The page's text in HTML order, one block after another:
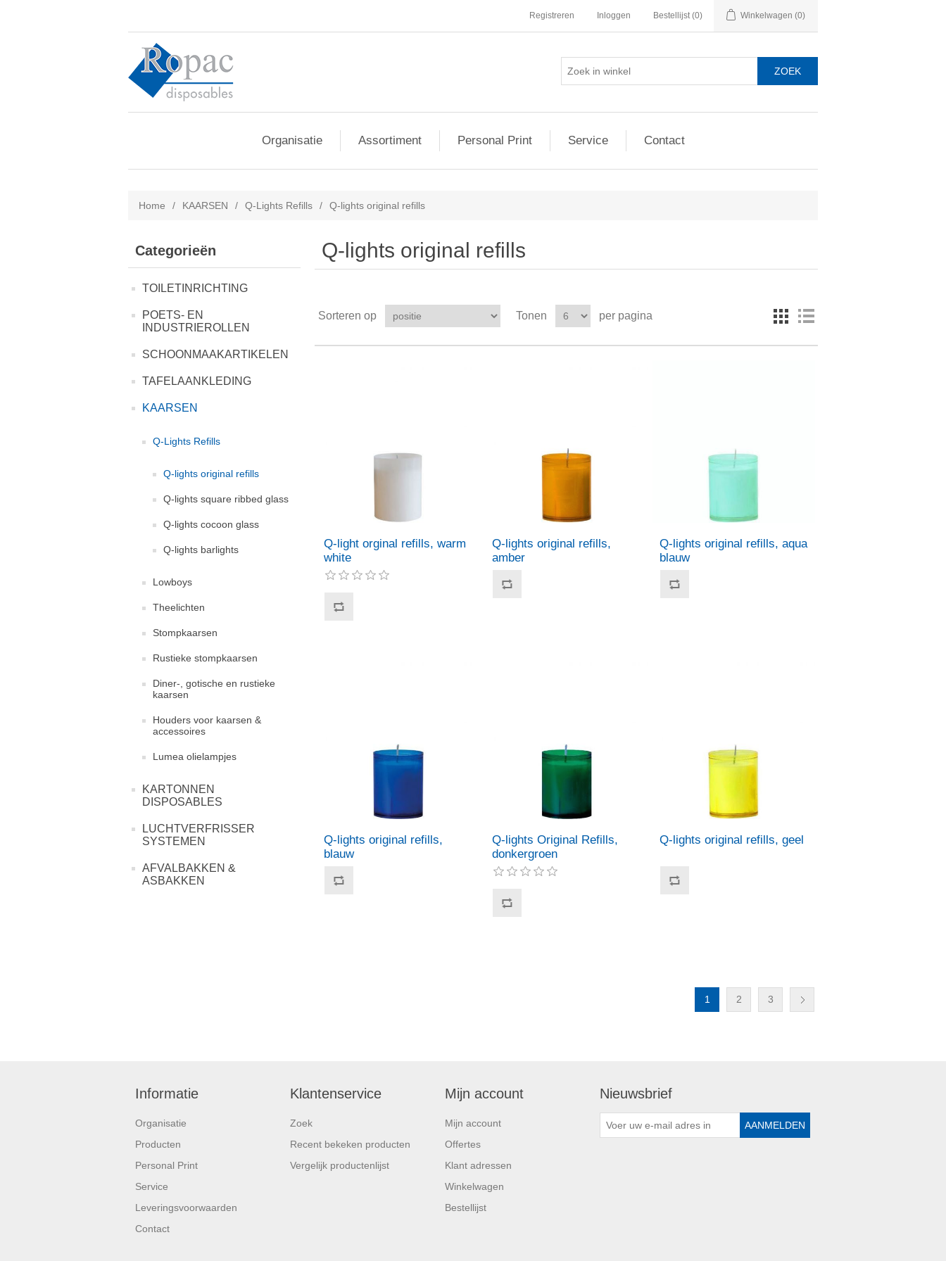
Registreren Inloggen Bestellijst (0) Winkelwagen (0)
Organisatie Assortiment Personal Print Service Contact
Home / KAARSEN / Q-Lights Refills / Q-lights original refills
Categorieën
TOILETINRICHTING
POETS- EN
INDUSTRIEROLLEN
SCHOONMAAKARTIKELEN
TAFELAANKLEDING
KAARSEN
Q-Lights Refills
Q-lights original refills
Q-lights square ribbed glass
Q-lights cocoon glass
Q-lights barlights
Lowboys
Theelichten
Stompkaarsen
Rustieke stompkaarsen
Diner-, gotische en rustieke
kaarsen
Houders voor kaarsen &
accessoires
Lumea olielampjes
KARTONNEN
DISPOSABLES
LUCHTVERFRISSER
SYSTEMEN
AFVALBAKKEN &
ASBAKKEN
Q-lights original refills
Sorteren op Tonen per pagina
Q-light orginal refills, warm
white
Q-lights original refills,
amber
Q-lights original refills, aqua
blauw
Q-lights original refills,
blauw
Q-lights Original Refills,
donkergroen
Q-lights original refills, geel
1 2 3
Informatie
Organisatie
Producten
Personal Print
Service
Leveringsvoorwaarden
Contact
Klantenservice
Zoek
Recent bekeken producten
Vergelijk productenlijst
Mijn account
Mijn account
Offertes
Klant adressen
Winkelwagen
Bestellijst
Nieuwsbrief